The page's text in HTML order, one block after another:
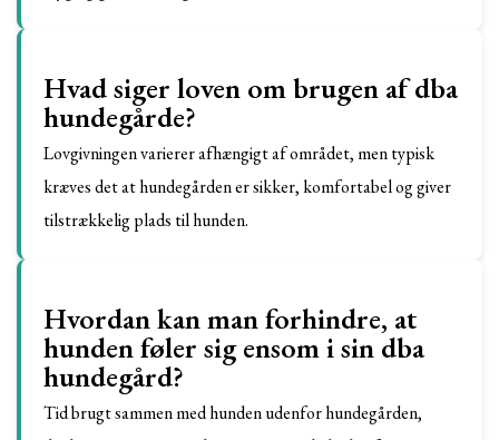
Hvad siger loven om brugen af dba
hundegårde?
Lovgivningen varierer afhængigt af området, men typisk
kræves det at hundegården er sikker, komfortabel og giver
tilstrækkelig plads til hunden.
Hvordan kan man forhindre, at
hunden føler sig ensom i sin dba
hundegård?
Tid brugt sammen med hunden udenfor hundegården,